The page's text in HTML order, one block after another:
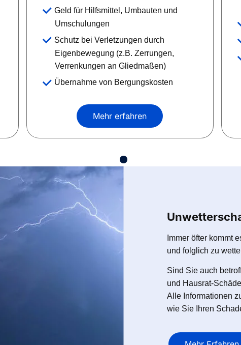
Geld für Hilfsmittel, Umbauten und
Umschulungen
Schutz bei Verletzungen durch
Eigenbewegung (z.B. Zerrungen,
Verrenkungen an Gliedmaßen)
Übernahme von Bergungskosten
Mehr erfahren
Immer öfter kommt
und folglich zu
Sind Sie auch
und Hausrat-
Alle Informationen
wie Sie Ihren